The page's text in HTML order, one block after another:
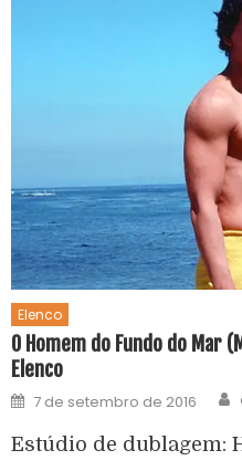
Elenco
O Homem do Fundo do Mar
Elenco
7 de setembro de 2016
Estúdio de dublagem: